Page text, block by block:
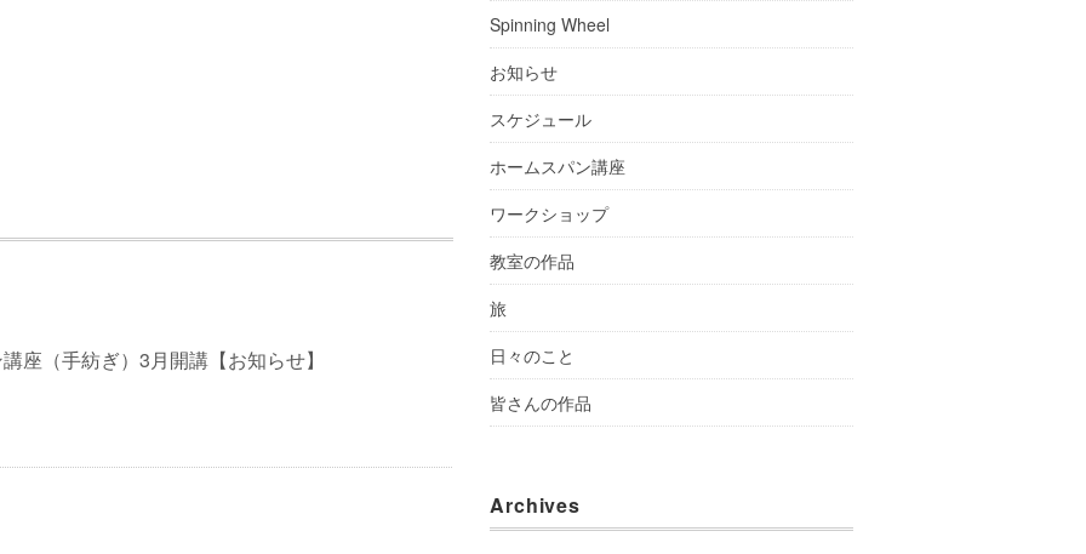
座（手紡ぎ）3月開講【お知らせ】
Spinning Wheel
お知らせ
スケジュール
ホームスパン講座
ワークショップ
教室の作品
旅
日々のこと
皆さんの作品
Archives